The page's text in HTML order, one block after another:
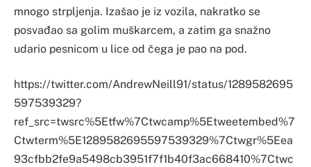
mnogo strpljenja. Izašao je iz vozila, nakratko se
posvađao sa golim muškarcem, a zatim ga snažno
udario pesnicom u lice od čega je pao na pod.
https://twitter.com/AndrewNeill91/status/1289582695
597539329?
ref_src=twsrc%5Etfw%7Ctwcamp%5Etweetembed%7
Ctwterm%5E1289582695597539329%7Ctwgr%5Eea
93cfbb2fe9a5498cb3951f7f1b40f3ac668410%7Ctwc